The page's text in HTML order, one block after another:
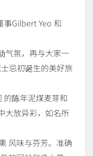
事Gilbert Yeo 和
气氛，再与大家一
忌初诞生的美好旅
的陈年泥煤麦芽和
大放异彩，如名所
风味与芬芳。准确